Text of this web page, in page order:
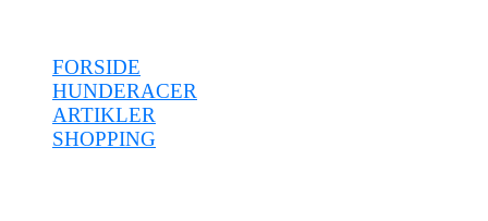
FORSIDE
HUNDERACER
ARTIKLER
SHOPPING